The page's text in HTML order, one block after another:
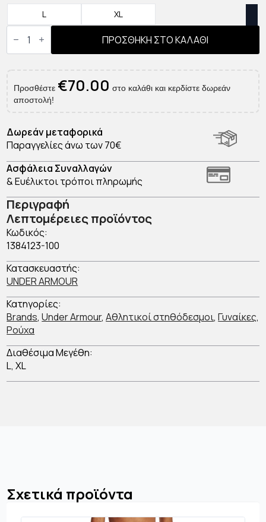
L XL
Under
Armour
Infinity
Αθλητικό
Μπουστάκι
ποσότητα
ΠΡΟΣΘΉΚΗ ΣΤΟ ΚΑΛΆΘΙ
Προσθέστε €70.00 στο καλάθι και κερδίστε δωρεάν
αποστολή!
Δωρεάν μεταφορικά
Παραγγελίες άνω των 70€
Ασφάλεια Συναλλαγών
& Ευέλικτοι τρόποι πληρωμής
Περιγραφή
Λεπτομέρειες προϊόντος
Κωδικός:
1384123-100
Κατασκευαστής:
UNDER ARMOUR
Κατηγορίες:
Brands,Under Armour,Αθλητικοί στηθόδεσμοι,Γυναίκες,
Ρούχα
Διαθέσιμα Μεγέθη:
L, XL
Σχετικά προϊόντα